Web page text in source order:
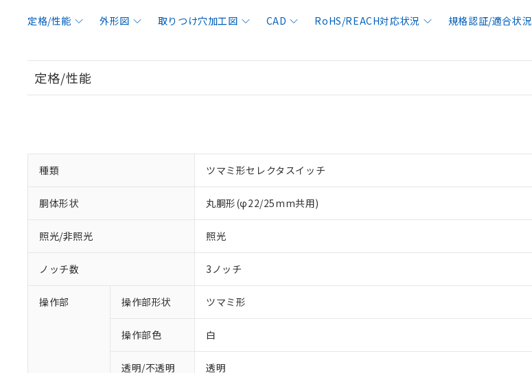
定格/性能 外形図 取りつけ穴加工図 CAD RoHS/REACH対応状況 規格認証/適合状況
定格/性能
種類 ツマミ形セレクタスイッチ
胴体形状 丸胴形(φ22/25mm共用)
照光/非照光 照光
ノッチ数 3ノッチ
操作部 操作部形状 ツマミ形
操作部色 白
透明/不透明 透明